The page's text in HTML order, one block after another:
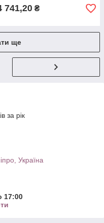
741,20 ₴
ще
за рік
Україна
17:00